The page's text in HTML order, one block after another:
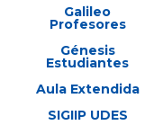
Galileo
Profesores
Génesis
Estudiantes
Aula Extendida
SIGIIP UDES